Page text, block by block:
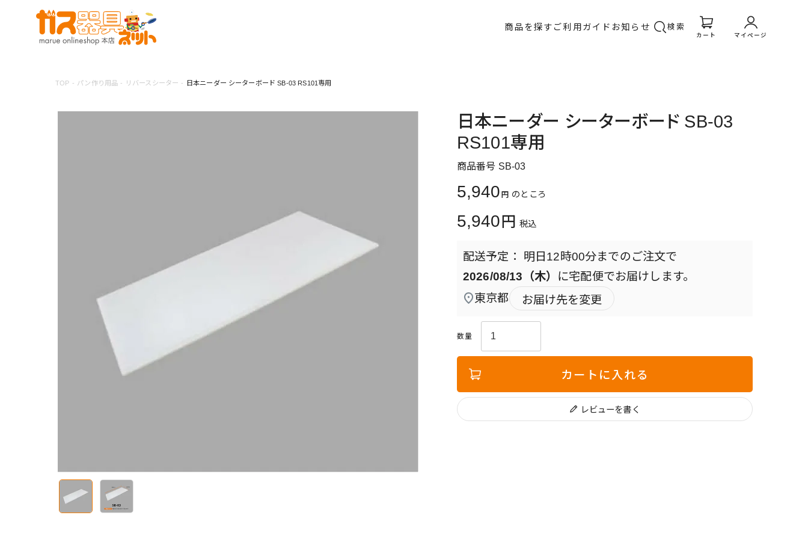
商品を探す ご利用ガイド お知らせ 検索
カート マイページ
TOP パン作り用品 リバースシーター 日本ニーダー シーターボード SB-03 RS101専用
日本ニーダー シーターボード SB-03
RS101専用
商品番号 SB-03
5,940 のところ
5,940 税込
明日 12時00分までのご注文で
2026/08/13（木） に宅配便でお届けします。
東京都
お届け先を変更
カートに入れる
レビューを書く